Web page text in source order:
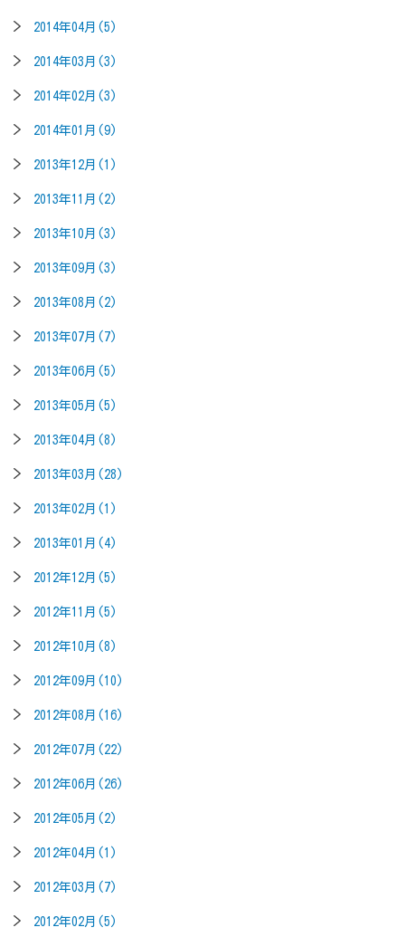
2014年04月(5)
2014年03月(3)
2014年02月(3)
2014年01月(9)
2013年12月(1)
2013年11月(2)
2013年10月(3)
2013年09月(3)
2013年08月(2)
2013年07月(7)
2013年06月(5)
2013年05月(5)
2013年04月(8)
2013年03月(28)
2013年02月(1)
2013年01月(4)
2012年12月(5)
2012年11月(5)
2012年10月(8)
2012年09月(10)
2012年08月(16)
2012年07月(22)
2012年06月(26)
2012年05月(2)
2012年04月(1)
2012年03月(7)
2012年02月(5)